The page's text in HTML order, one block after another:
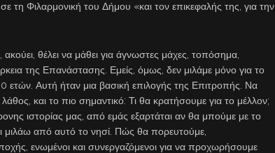
τη Φιλαρμονική του Δήμου «και τον επικεφαλής της, για την
θέλει να μάθει για άγνωστες μάχες, τοπόσημα,
της Επανάστασης. Εμείς, όμως, δεν μιλάμε μόνο για το
ετών. Αυτή ήταν μια βασική επιλογής της Επιτροπής. Να
και το πιο σημαντικό: Τι θα κρατήσουμε για το μέλλον;
ιστορίας μας, από εμάς εξαρτάται αν θα μπούμε με το
μιλάω από αυτό το νησί. Πώς θα πορευτούμε,
ενωμένοι και συνεργαζόμενοι για να προχωρήσουμε